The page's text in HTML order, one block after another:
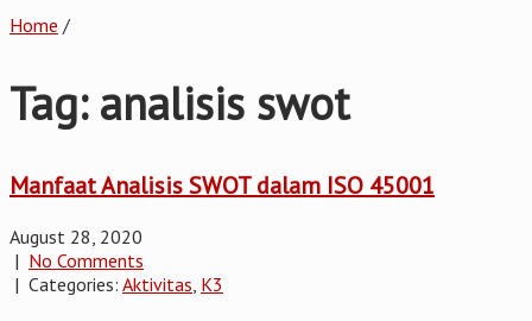
Home /
Tag: analisis swot
Manfaat Analisis SWOT dalam ISO 45001
August 28, 2020
| No Comments
| Categories: Aktivitas K3